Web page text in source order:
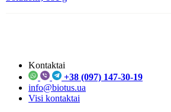
Kontaktai
+38 (097) 147-30-19
info@biotus.ua
Visi kontaktai